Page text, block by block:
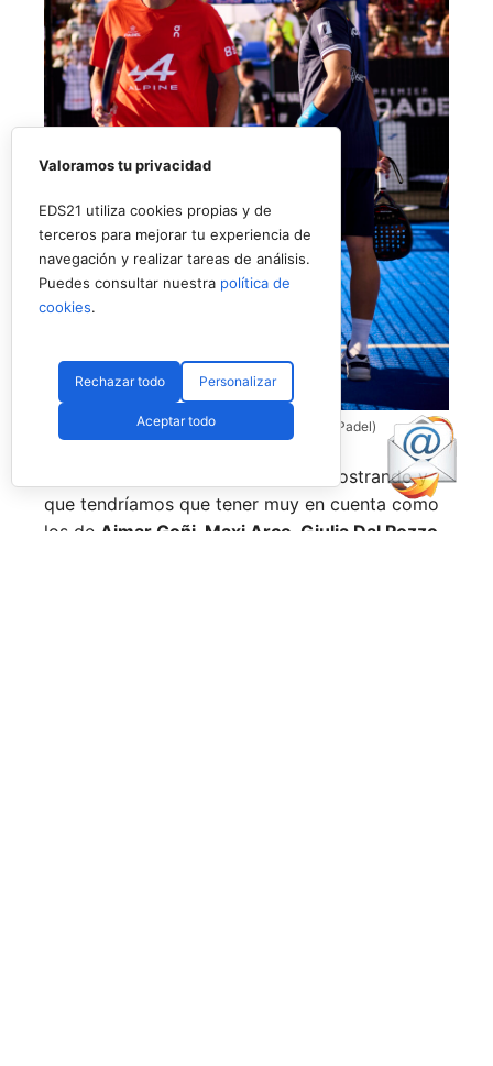
Coello y Galán, dos rivales fantásticos (Premier Padel)
Nombres propios que se han ido mostrando y
que tendríamos que tener muy en cuenta como
los de Aimar Goñi, Maxi Arce, Giulia Dal Pozzo,
Valoramos tu privacidad
EDS21 utiliza cookies propias y de
terceros para mejorar tu experiencia de
navegación y realizar tareas de análisis.
Puedes consultar nuestra política de
cookies.
Rechazar todo Personalizar
Aceptar todo